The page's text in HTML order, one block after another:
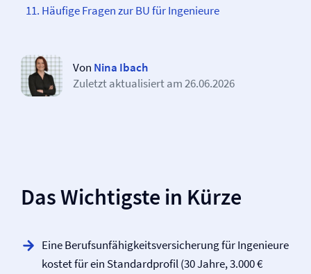
Häufige Fragen zur BU für Ingenieure
Von Nina Ibach
Zuletzt aktualisiert am26.06.2026
Das Wichtigste in Kürze
Eine Berufs­unfähigkeits­versicherung für Ingenieure
kostet für ein Standardprofil (30 Jahre, 3.000 €